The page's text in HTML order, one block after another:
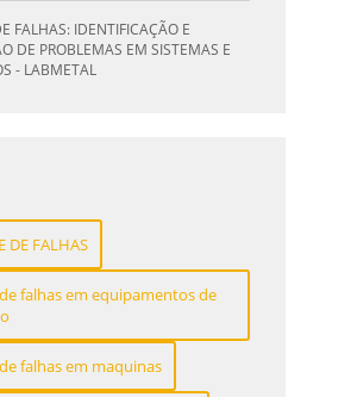
FALHAS: IDENTIFICAÇÃO E
DE PROBLEMAS EM SISTEMAS E
- LABMETAL
DE SOLDADORES: PILAR DO
INDÚSTRIA METALÚRGICA -
DE INSPETORES DE SOLDA:
SE NA INDÚSTRIA - LABMETAL
LABORATÓRIO DE ANÁLISE QUÍMICA
DE FALHAS
falhas em equipamentos de
falhas em maquinas